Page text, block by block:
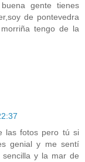
gente tienes
de pontevedra
tengo de la
las fotos pero tú si
genial y me sentí
y la mar de